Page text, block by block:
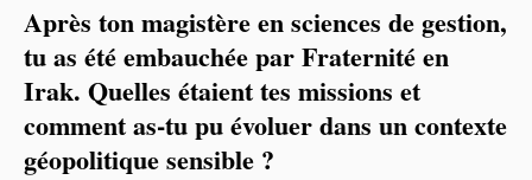
Après ton magistère en sciences de gestion,
tu as été embauchée par Fraternité en
Irak. Quelles étaient tes missions et
comment as-tu pu évoluer dans un contexte
géopolitique sensible ?